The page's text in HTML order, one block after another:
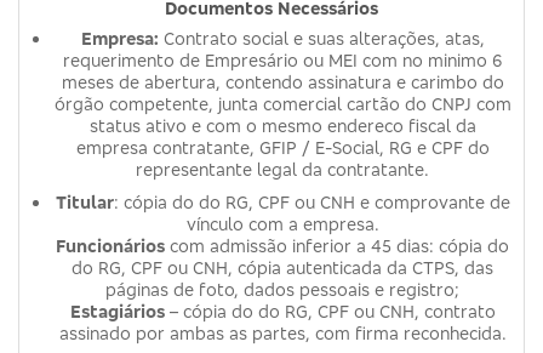
Documentos Necessários
Empresa: Contrato social e suas alterações, atas,
requerimento de Empresário ou MEI com no minimo 6
meses de abertura, contendo assinatura e carimbo do
órgão competente, junta comercial cartão do CNPJ com
status ativo e com o mesmo endereco fiscal da
empresa contratante, GFIP / E-Social, RG e CPF do
representante legal da contratante.
Titular: cópia do do RG, CPF ou CNH e comprovante de
vínculo com a empresa.
Funcionários com admissão inferior a 45 dias: cópia do
do RG, CPF ou CNH, cópia autenticada da CTPS, das
páginas de foto, dados pessoais e registro;
Estagiários– cópia do do RG, CPF ou CNH, contrato
assinado por ambas as partes, com firma reconhecida.